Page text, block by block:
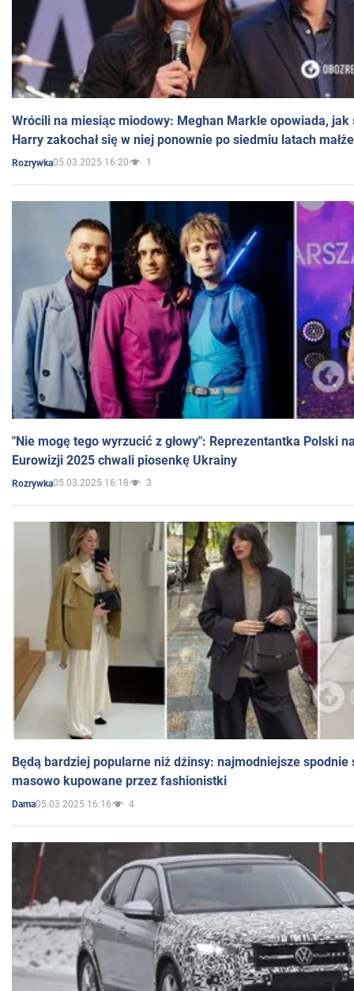
Wrócili na miesiąc miodowy: Meghan Markle opowiada, jak
Harry zakochał się w niej ponownie po siedmiu latach
Rozrywka05.03.2025 16:20 1
"Nie mogę tego wyrzucić z głowy": Reprezentantka Polski
Eurowizji 2025 chwali piosenkę Ukrainy
Rozrywka05.03.2025 16:18 3
Będą bardziej popularne niż dżinsy: najmodniejsze spodnie
masowo kupowane przez fashionistki
Dama05.03.2025 16:16 4